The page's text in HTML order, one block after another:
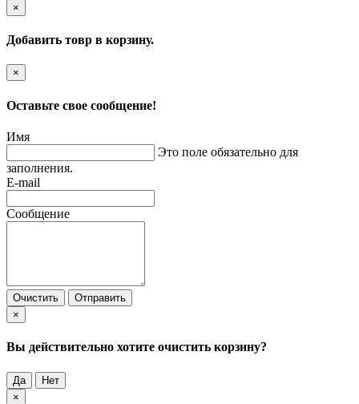
×
Добавить товр в корзину.
×
Оставьте свое сообщение!
Имя
Это поле обязательно для
заполнения.
E-mail
Сообщение
Очистить
Отправить
×
Вы действительно хотите очистить корзину?
Да
Нет
×